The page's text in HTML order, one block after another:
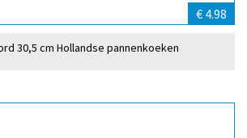
€ 4.98
30,5 cm Hollandse pannenkoeken